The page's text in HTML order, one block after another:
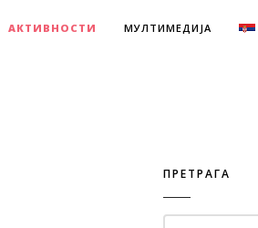
АКТИВНОСТИ МУЛТИМЕДИЈА
ПРЕТРАГА